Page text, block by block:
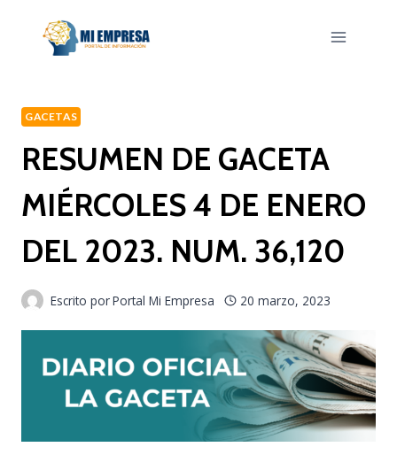
GACETAS
RESUMEN DE GACETA
MIÉRCOLES 4 DE ENERO
DEL 2023. NUM. 36,120
Escrito porPortal Mi Empresa 20 marzo, 2023